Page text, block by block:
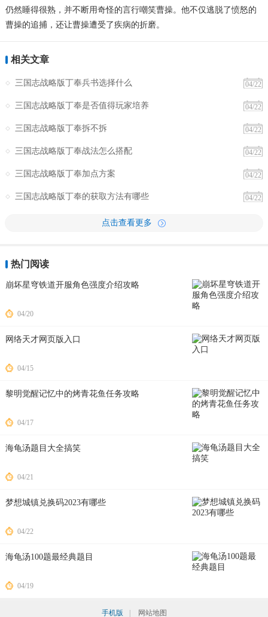
仍然睡得很熟，并不断用奇怪的言行嘲笑曹操。他不仅逃脱了愤怒的
曹操的追捕，还让曹操遭受了疾病的折磨。
相关文章
04/22
三国志战略版丁奉兵书选择什么
04/22
三国志战略版丁奉是否值得玩家培养
04/22
三国志战略版丁奉拆不拆
04/22
三国志战略版丁奉战法怎么搭配
04/22
三国志战略版丁奉加点方案
04/22
三国志战略版丁奉的获取方法有哪些
点击查看更多
热门阅读
崩坏星穹铁道开服角色强度介绍攻略
04/20
网络天才网页版入口
04/15
黎明觉醒记忆中的烤青花鱼任务攻略
04/17
海龟汤题目大全搞笑
04/21
梦想城镇兑换码2023有哪些
04/22
海龟汤100题最经典题目
04/19
手机版 网站地图